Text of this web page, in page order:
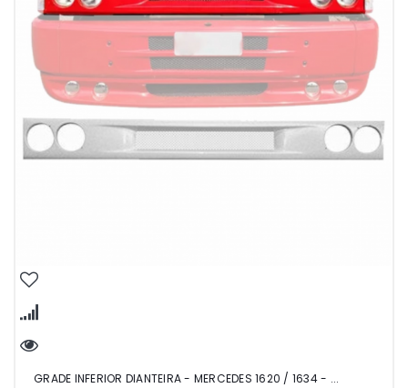
GRADE INFERIOR DIANTEIRA - MERCEDES 1620 / 1634 - ...